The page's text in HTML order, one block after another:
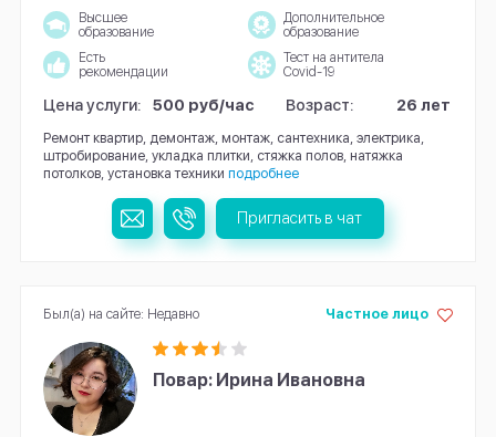
Высшее
образование
Дополнительное
образование
Есть
рекомендации
Тест на антитела
Covid-19
Цена услуги: 500 руб/час Возраст: 26 лет
Ремонт квартир, демонтаж, монтаж, сантехника, электрика,
штробирование, укладка плитки, стяжка полов, натяжка
потолков, установка техники подробнее
Пригласить в чат
Повар: Ирина Ивановна
Частное лицо
Был(а) на сайте: Недавно